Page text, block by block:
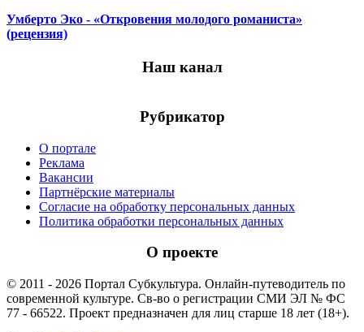
Умберто Эко - «Откровения молодого романиста»
(рецензия)
Наш канал
Рубрикатор
О портале
Реклама
Вакансии
Партнёрские материалы
Согласие на обработку персональных данных
Политика обработки персональных данных
О проекте
© 2011 - 2026 Портал Субкультура. Онлайн-путеводитель по
современной культуре. Св-во о регистрации СМИ ЭЛ № ФС
77 - 66522. Проект предназначен для лиц старше 18 лет (18+).